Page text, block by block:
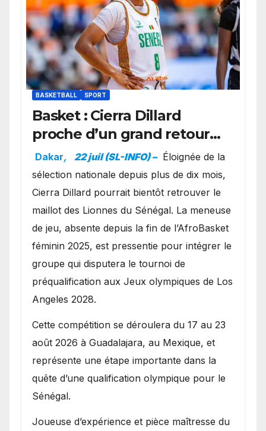
BASKETBALL SPORT
Basket : Cierra Dillard
proche d’un grand retour
avec les Lionnes ?
Dakar, 22 juil (SL-INFO) – Éloignée de la
sélection nationale depuis plus de dix mois,
Cierra Dillard pourrait bientôt retrouver le
maillot des Lionnes du Sénégal. La meneuse
de jeu, absente depuis la fin de l’AfroBasket
féminin 2025, est pressentie pour intégrer le
groupe qui disputera le tournoi de
préqualification aux Jeux olympiques de Los
Angeles 2028.
Cette compétition se déroulera du 17 au 23
août 2026 à Guadalajara, au Mexique, et
représente une étape importante dans la
quête d’une qualification olympique pour le
Sénégal.
Joueuse d’expérience et pièce maîtresse du